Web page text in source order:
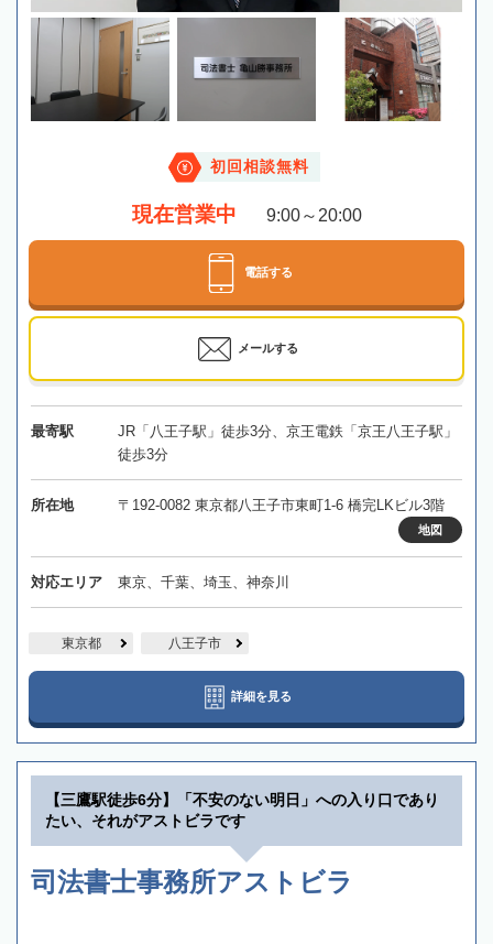
初回相談無料
現在営業中 9:00～20:00
電話する
メールする
最寄駅
JR「八王子駅」徒歩3分、京王電鉄「京王八王子駅」
徒歩3分
所在地 〒192-0082 東京都八王子市東町1-6 橋完LKビル3階
地図
対応エリア 東京、千葉、埼玉、神奈川
東京都 八王子市
詳細を見る
【三鷹駅徒歩6分】「不安のない明日」への入り口であり
たい、それがアストビラです
司法書士事務所アストビラ